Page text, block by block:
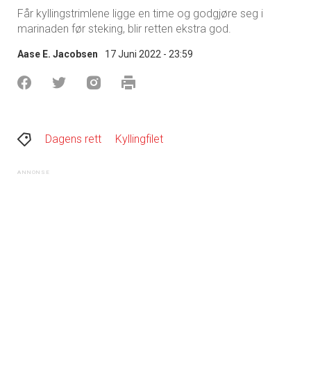
Får kyllingstrimlene ligge en time og godgjøre seg i
marinaden før steking, blir retten ekstra god.
Aase E. Jacobsen 17 Juni 2022 - 23:59
Dagens rett Kyllingfilet